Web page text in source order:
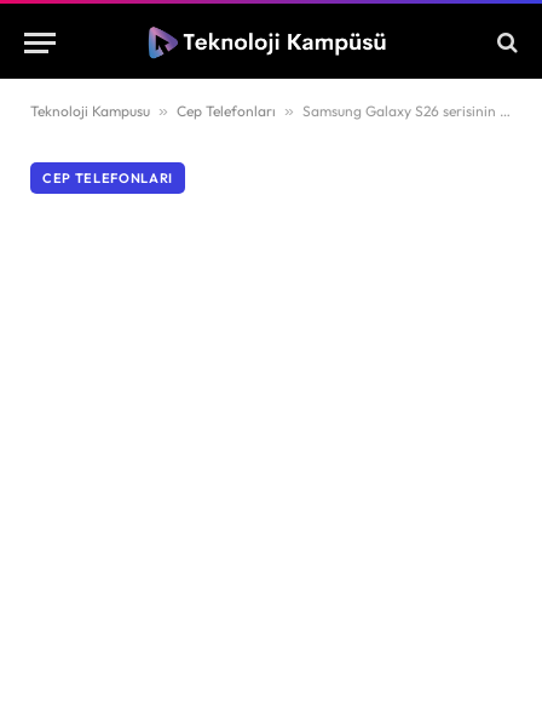
Teknoloji Kampusu » Cep Telefonları » Samsung Galaxy S26 serisinin Türkiye fiyatları netleşti
CEP TELEFONLARI